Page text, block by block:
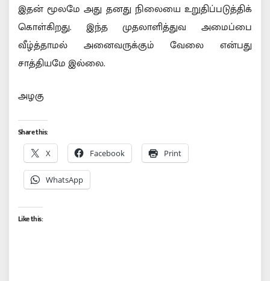
இதன் மூலமே அது தனது நிலையை உறுதிப்படுத்திக்
கொள்கிறது. இந்த முதலாளித்துவ அமைப்பை
வீழ்த்தாமல் அனைவருக்கும் வேலை என்பது
சாத்தியமே இல்லை.
அழகு
Share this:
X Facebook Print
WhatsApp
Like this: